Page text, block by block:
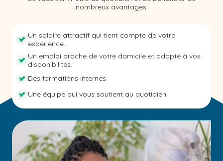
nombreux avantages.
Un salaire attractif qui tient compte de votre
expérience.
Un emploi proche de votre domicile et adapté à vos
disponibilités.
Des formations internes.
Une équipe qui vous soutient au quotidien.